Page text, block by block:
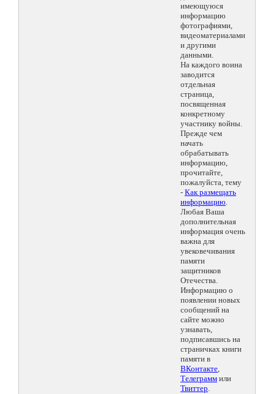
имеющуюся
информацию
фотографиями,
видеоматериалами
и другими
данными.
На каждого воина
заводится
отдельная
страница,
посвященная
конкретному
участнику войны.
Прежде чем
начать
обрабатывать
информацию,
прочитайте,
пожалуйста, тему
- Как размещать
информацию.
Любая Ваша
дополнительная
информация очень
важна для
увековечивания
памяти
защитников
Отечества.
Информацию о
появлении новых
сообщений на
сайте можно
узнавать,
подписавшись на
страничках книги
памяти в
ВКонтакте,
Телеграмм или
Твиттер.